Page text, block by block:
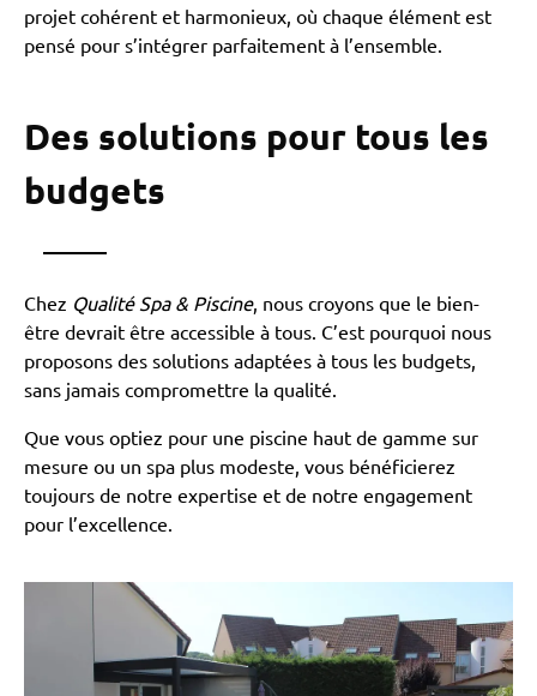
projet cohérent et harmonieux, où chaque élément est
pensé pour s’intégrer parfaitement à l’ensemble.
Des solutions pour tous les
budgets
Chez Qualité Spa & Piscine, nous croyons que le bien-
être devrait être accessible à tous. C’est pourquoi nous
proposons des solutions adaptées à tous les budgets,
sans jamais compromettre la qualité.
Que vous optiez pour une piscine haut de gamme sur
mesure ou un spa plus modeste, vous bénéficierez
toujours de notre expertise et de notre engagement
pour l’excellence.